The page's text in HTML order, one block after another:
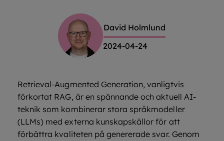
David Holmlund
2024-04-24
Retrieval-Augmented Generation, vanligtvis
förkortat RAG, är en spännande och aktuell AI-
teknik som kombinerar stora språkmodeller
(LLMs) med externa kunskapskällor för att
förbättra kvaliteten på genererade svar. Genom